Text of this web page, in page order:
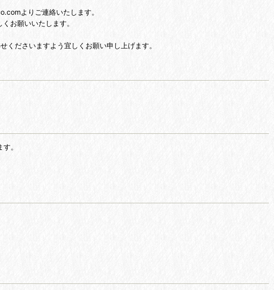
よりご連絡いたします。
お願いいたします。
ださいますよう宜しくお願い申し上げます。
。